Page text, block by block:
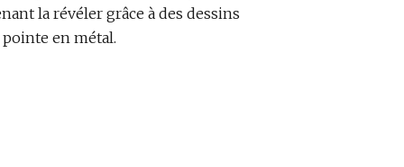
la révéler grâce à des dessins
pointe en métal.